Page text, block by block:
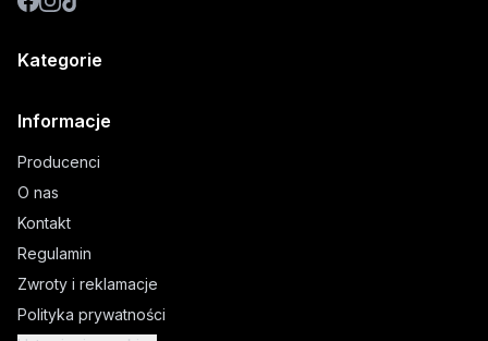
Kategorie
Informacje
Producenci
O nas
Kontakt
Regulamin
Zwroty i reklamacje
Polityka prywatności